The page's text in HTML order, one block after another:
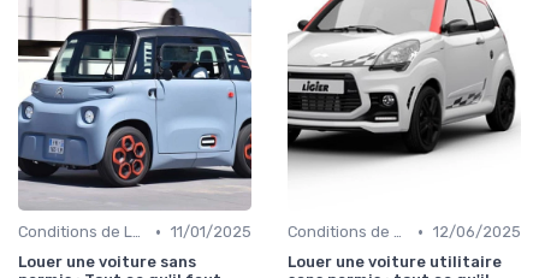
Conditions de Location • 11/01/2025
Louer une voiture sans
Conditions de Location • 12/06/2025
Louer une voiture utilitaire